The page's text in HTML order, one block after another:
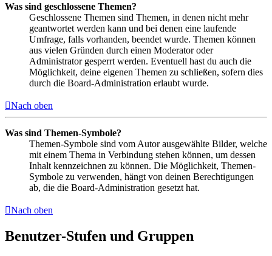
Was sind geschlossene Themen?
Geschlossene Themen sind Themen, in denen nicht mehr
geantwortet werden kann und bei denen eine laufende
Umfrage, falls vorhanden, beendet wurde. Themen können
aus vielen Gründen durch einen Moderator oder
Administrator gesperrt werden. Eventuell hast du auch die
Möglichkeit, deine eigenen Themen zu schließen, sofern dies
durch die Board-Administration erlaubt wurde.
Nach oben
Was sind Themen-Symbole?
Themen-Symbole sind vom Autor ausgewählte Bilder, welche
mit einem Thema in Verbindung stehen können, um dessen
Inhalt kennzeichnen zu können. Die Möglichkeit, Themen-
Symbole zu verwenden, hängt von deinen Berechtigungen
ab, die die Board-Administration gesetzt hat.
Nach oben
Benutzer-Stufen und Gruppen